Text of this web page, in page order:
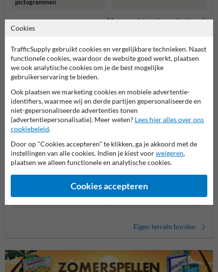
pictogrammen
Meer gerelateerde producten
Productcategorieën in deze groep
Parkeerborden (toegestaan)
Entree- en toegangsborden
Eigen terrein borden
Cookies
TrafficSupply gebruikt cookies en vergelijkbare technieken. Naast
functionele cookies, waardoor de website goed werkt, plaatsen
we ook analytische cookies om je de best mogelijke
gebruikerservaring te bieden.
Ook plaatsen we marketing cookies en mobiele advertentie-
identifiers, waarmee wij en derde partijen gepersonaliseerde en
niet-gepersonaliseerde advertenties tonen
(advertentiepersonalisatie). Meer weten? Lees hier alles over ons
cookiebeleid.
Door op "Cookies accepteren" te klikken, ga je akkoord met de
instellingen van alle cookies. Indien je kiest voorweigeren,
plaatsen we alleen functionele en analytische cookies.
Cookies accepteren